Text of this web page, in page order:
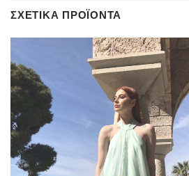
ΣΧΕΤΙΚΆ ΠΡΟΪΌΝΤΑ